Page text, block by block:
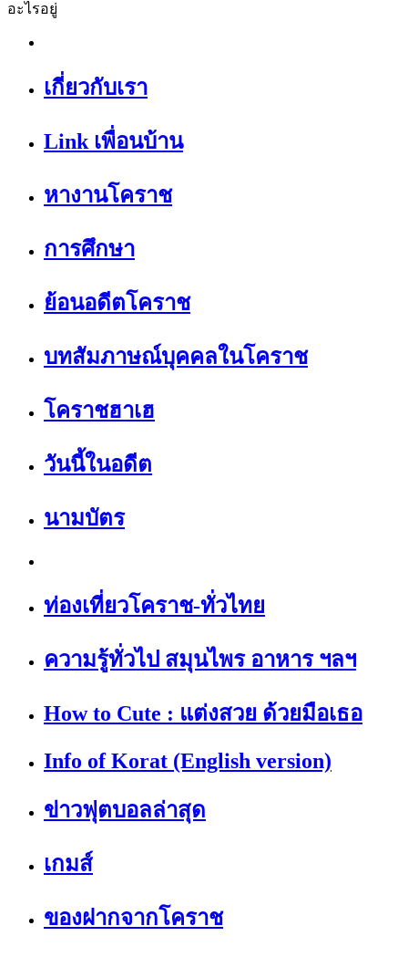
อะไรอยู่
เกี่ยวกับเรา
Link เพื่อนบ้าน
หางานโคราช
การศึกษา
ย้อนอดีตโคราช
บทสัมภาษณ์บุคคลในโคราช
โคราชฮาเฮ
วันนี้ในอดีต
นามบัตร
ท่องเที่ยวโคราช-ทั่วไทย
ความรู้ทั่วไป สมุนไพร อาหาร ฯลฯ
How to Cute : แต่งสวย ด้วยมือเธอ
Info of Korat (English version)
ข่าวฟุตบอลล่าสุด
เกมส์
ของฝากจากโคราช